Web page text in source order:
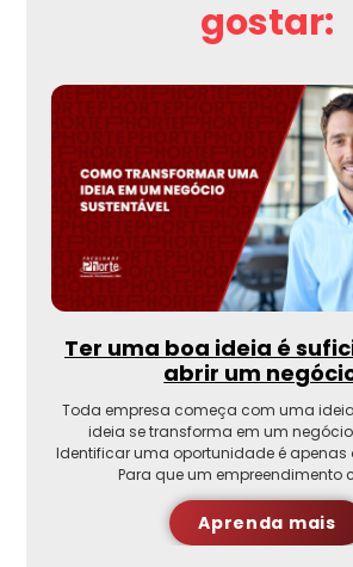
gostar:
Ter uma boa ideia é
abrir um
Toda empresa começa com uma
ideia se transforma em um
Identificar uma oportunidade é apenas
Para que um empreendimento
Aprenda mais